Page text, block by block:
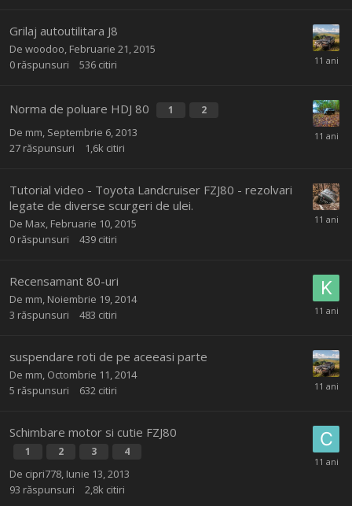
Grilaj autoutilitara J8
De woodoo Februarie 21, 2015
0 răspunsuri 536 citiri
Norma de poluare HDJ 80 1 2
De mm Septembrie 6, 2013
27 răspunsuri 1,6k citiri
Tutorial video - Toyota Landcruiser FZJ80 - rezolvari
legate de diverse scurgeri de ulei.
De Max Februarie 10, 2015
0 răspunsuri 439 citiri
Recensamant 80-uri
De mm Noiembrie 19, 2014
3 răspunsuri 483 citiri
suspendare roti de pe aceeasi parte
De mm Octombrie 11, 2014
5 răspunsuri 632 citiri
Schimbare motor si cutie FZJ80
1 2 3 4
De cipri778 Iunie 13, 2013
93 răspunsuri 2,8k citiri